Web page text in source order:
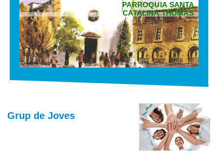
PARROQUIA SANTA
CATALINA THOMÀS
Grup de Joves